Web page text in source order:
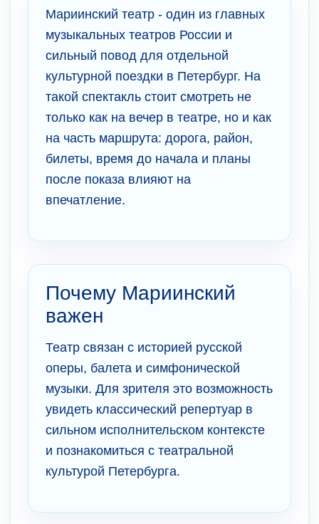
Мариинский театр - один из главных
музыкальных театров России и
сильный повод для отдельной
культурной поездки в Петербург. На
такой спектакль стоит смотреть не
только как на вечер в театре, но и как
на часть маршрута: дорога, район,
билеты, время до начала и планы
после показа влияют на
впечатление.
Почему Мариинский
важен
Театр связан с историей русской
оперы, балета и симфонической
музыки. Для зрителя это возможность
увидеть классический репертуар в
сильном исполнительском контексте
и познакомиться с театральной
культурой Петербурга.